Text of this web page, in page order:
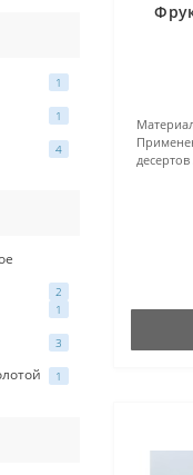
1
1
4
2
1
3
1
десертов